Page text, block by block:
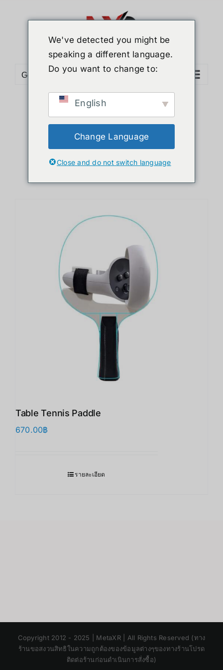
Go to...
Sort byName
Show12 Products
Table Tennis Paddle
670.00฿
รายละเอียด
Copyright 2012 - 2025 | MetaXR | All Rights Reserved (ทาง
ร้านขอสงวนสิทธิในความถูกต้องของข้อมูลต่างๆของทางร้านโปรด
ติดต่อร้านก่อนดำเนินการสั่งซื้อ)
We've detected you might be
speaking a different language.
Do you want to change to:
English
Change Language
Close and do not switch language
Chinese